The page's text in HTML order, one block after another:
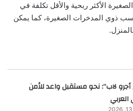
الأكثر ربحية والأقل تكلفة في
ذوي المدخرات الصغيرة، كما يمكن
أجرو لاب”: نحو مستقبل واعد للأمن
العربي